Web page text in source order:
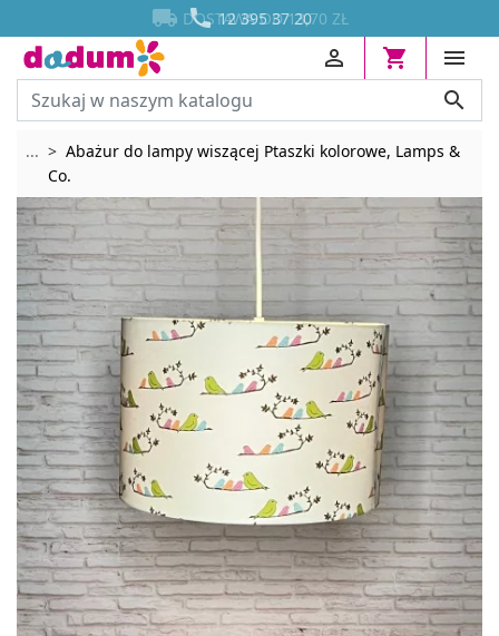
 12 395 37 20
 DOSTAWA OD 13,70 ZŁ






... Rozwiń breadcrumbs
Abażur do lampy wiszącej Ptaszki kolorowe, Lamps &
Co.